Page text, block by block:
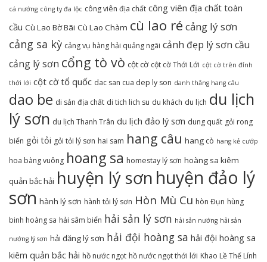
cá nướng công ty đa lộc công viên địa chất công viên địa chất toàn
cầu Cù Lao Bờ Bãi Cù Lao Chàm cù lao ré cảng lý sơn
cảng sa kỳ cảng vụ hàng hải quảng ngãi cảnh đẹp lý sơn cầu
cảng lý sơn cổng tò vò cột cờ cột cờ Thới Lới cột cờ trên đỉnh
thới lới cột cờ tổ quốc dac san cua dep ly son danh thắng hang câu
dao be di sản địa chất di tich lich su du khách du lịch du lịch
lý sơn du lịch Thanh Trân du lịch đảo lý sơn dung quất gỏi rong
biển gỏi tỏi gỏi tỏi lý sơn hai sam hang câu hang cò hang kẻ cướp
hoa bàng vuông hoang sa homestay lý sơn hoàng sa kiêm
quản bắc hải huyện lý sơn huyện đảo lý
sơn hành lý sơn hành tỏi lý sơn Hòn Mù Cu hòn Đụn hùng
binh hoàng sa hải sâm biển hải sản lý sơn hải sản nướng hải sản
nướng lý sơn hải đăng lý sơn hải đội hoàng sa hải đội hoàng sa
kiêm quản bắc hải hồ nước ngọt hồ nước ngọt thới lới Khao Lề Thế Lính